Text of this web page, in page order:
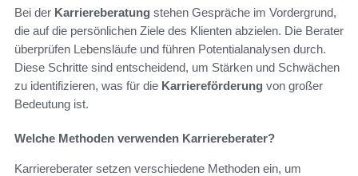
Bei der Karriereberatung stehen Gespräche im Vordergrund,
die auf die persönlichen Ziele des Klienten abzielen. Die Berater
überprüfen Lebensläufe und führen Potentialanalysen durch.
Diese Schritte sind entscheidend, um Stärken und Schwächen
zu identifizieren, was für die Karriereförderung von großer
Bedeutung ist.
Welche Methoden verwenden Karriereberater?
Karriereberater setzen verschiedene Methoden ein, um